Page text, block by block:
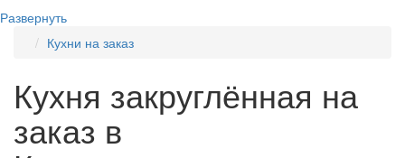
Развернуть
Кухни на заказ
Кухня закруглённая на
заказ в